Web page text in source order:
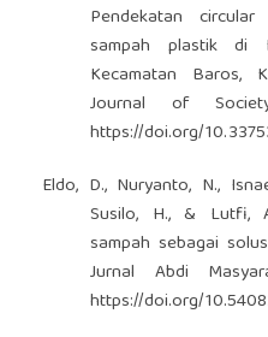
Pendekatan
sampah plastik di
Kecamatan Baros,
Journal of
https://doi.org/
Eldo, D., Nuryanto, N.,
Susilo, H., & Lutfi,
sampah sebagai
Jurnal Abdi
https://doi.org/